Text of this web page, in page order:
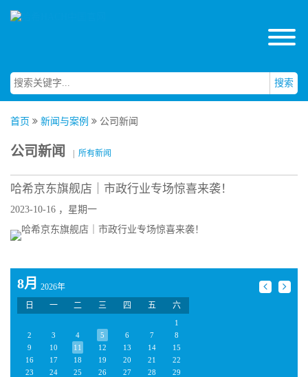
搜索
首页 新闻与案例 公司新闻
公司新闻 所有新闻
哈希京东旗舰店｜市政行业专场惊喜来袭！
2023-10-16 ，星期一
8月
2026年
日
一 二 三 四 五 六
1
2
3 4 5 6 7
8
9
10 11 12 13 14
15
16
17 18 19 20 21
22
23
24 25 26 27 28
29